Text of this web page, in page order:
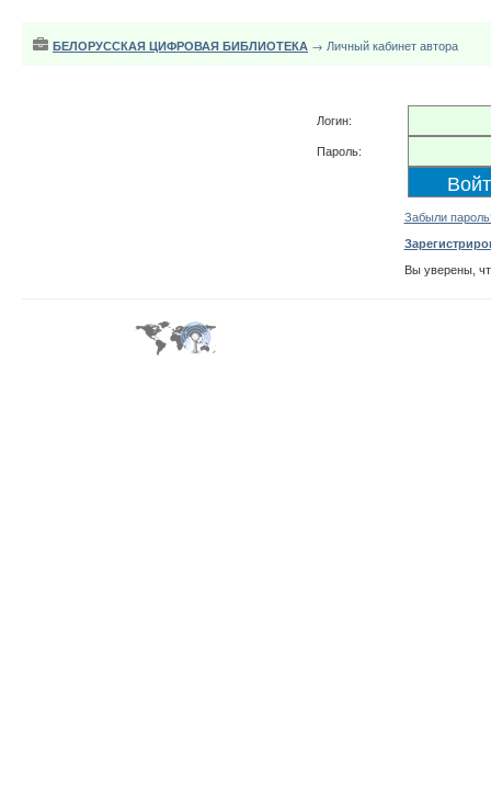
БЕЛОРУССКАЯ ЦИФРОВАЯ БИБЛИОТЕКА → Личный кабинет автора
Логин:
Пароль:
Забыли
Вы уверены,